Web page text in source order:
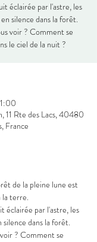
éclairée par l'astre, les
silence dans la forêt.
voir ? Comment se
le ciel de la nuit ?
11 Rte des Lacs, 40480
France
de la pleine lune est
la terre.
éclairée par l'astre, les
dans la forêt.
? Comment se